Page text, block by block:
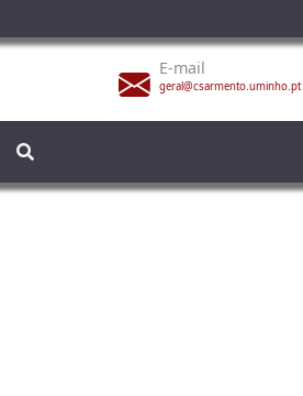
E-mail
geral@csarmento.uminho.pt